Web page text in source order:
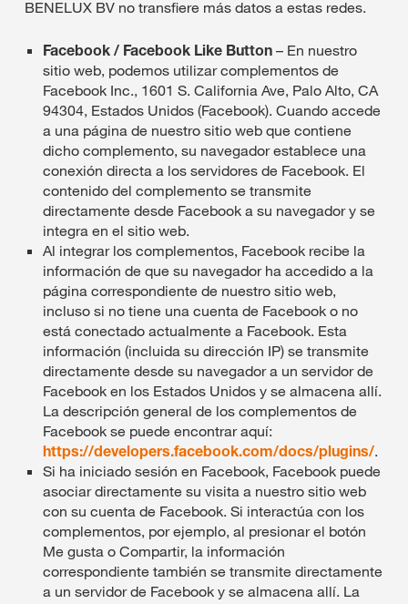
BENELUX BV no transfiere más datos a estas redes.
Facebook / Facebook Like Button – En nuestro
sitio web, podemos utilizar complementos de
Facebook Inc., 1601 S. California Ave, Palo Alto, CA
94304, Estados Unidos (Facebook). Cuando accede
a una página de nuestro sitio web que contiene
dicho complemento, su navegador establece una
conexión directa a los servidores de Facebook. El
contenido del complemento se transmite
directamente desde Facebook a su navegador y se
integra en el sitio web.
Al integrar los complementos, Facebook recibe la
información de que su navegador ha accedido a la
página correspondiente de nuestro sitio web,
incluso si no tiene una cuenta de Facebook o no
está conectado actualmente a Facebook. Esta
información (incluida su dirección IP) se transmite
directamente desde su navegador a un servidor de
Facebook en los Estados Unidos y se almacena allí.
La descripción general de los complementos de
Facebook se puede encontrar aquí:
https://developers.facebook.com/docs/plugins/.
Si ha iniciado sesión en Facebook, Facebook puede
asociar directamente su visita a nuestro sitio web
con su cuenta de Facebook. Si interactúa con los
complementos, por ejemplo, al presionar el botón
Me gusta o Compartir, la información
correspondiente también se transmite directamente
a un servidor de Facebook y se almacena allí. La